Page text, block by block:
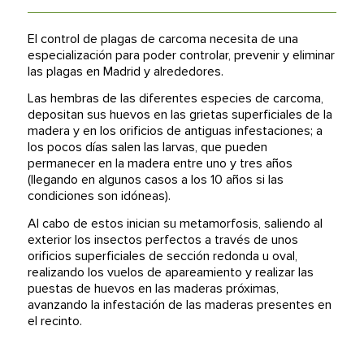
El control de plagas de carcoma necesita de una
especialización para poder controlar, prevenir y eliminar
las plagas en Madrid y alrededores.
Las hembras de las diferentes especies de carcoma,
depositan sus huevos en las grietas superficiales de la
madera y en los orificios de antiguas infestaciones; a
los pocos días salen las larvas, que pueden
permanecer en la madera entre uno y tres años
(llegando en algunos casos a los 10 años si las
condiciones son idóneas).
Al cabo de estos inician su metamorfosis, saliendo al
exterior los insectos perfectos a través de unos
orificios superficiales de sección redonda u oval,
realizando los vuelos de apareamiento y realizar las
puestas de huevos en las maderas próximas,
avanzando la infestación de las maderas presentes en
el recinto.